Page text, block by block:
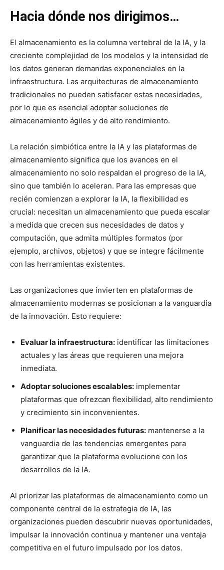
Hacia dónde nos dirigimos…
El almacenamiento es la columna vertebral de la IA, y la
creciente complejidad de los modelos y la intensidad de
los datos generan demandas exponenciales en la
infraestructura. Las arquitecturas de almacenamiento
tradicionales no pueden satisfacer estas necesidades,
por lo que es esencial adoptar soluciones de
almacenamiento ágiles y de alto rendimiento.
La relación simbiótica entre la IA y las plataformas de
almacenamiento significa que los avances en el
almacenamiento no solo respaldan el progreso de la IA,
sino que también lo aceleran. Para las empresas que
recién comienzan a explorar la IA, la flexibilidad es
crucial: necesitan un almacenamiento que pueda escalar
a medida que crecen sus necesidades de datos y
computación, que admita múltiples formatos (por
ejemplo, archivos, objetos) y que se integre fácilmente
con las herramientas existentes.
Las organizaciones que invierten en plataformas de
almacenamiento modernas se posicionan a la vanguardia
de la innovación. Esto requiere:
Evaluar la infraestructura: identificar las limitaciones
actuales y las áreas que requieren una mejora
inmediata.
Adoptar soluciones escalables: implementar
plataformas que ofrezcan flexibilidad, alto rendimiento
y crecimiento sin inconvenientes.
Planificar las necesidades futuras: mantenerse a la
vanguardia de las tendencias emergentes para
garantizar que la plataforma evolucione con los
desarrollos de la IA.
Al priorizar las plataformas de almacenamiento como un
componente central de la estrategia de IA, las
organizaciones pueden descubrir nuevas oportunidades,
impulsar la innovación continua y mantener una ventaja
competitiva en el futuro impulsado por los datos.